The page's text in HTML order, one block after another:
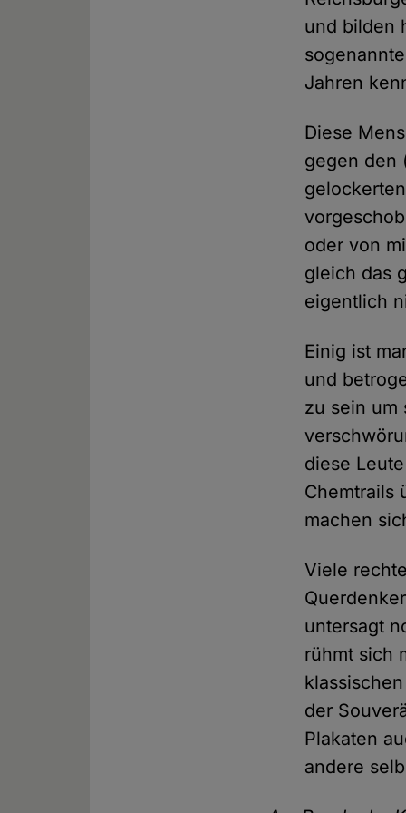
und bilden
Jahren
Diese
gegen den
oder von
gleich das
eigentlich
Einig ist
und
zu sein um
diese
Chemtrails
machen
Viele
untersagt
rühmt sich
der
Plakaten
andere